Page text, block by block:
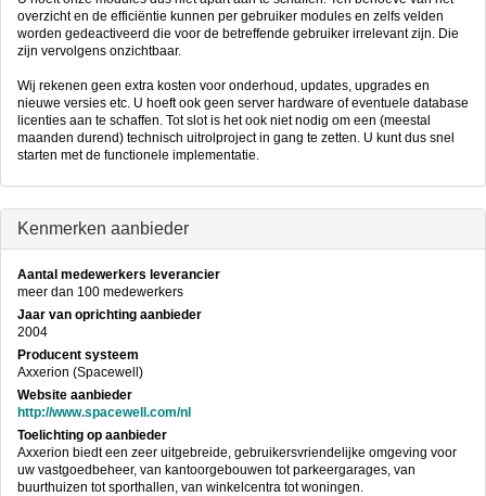
overzicht en de efficiëntie kunnen per gebruiker modules en zelfs velden
worden gedeactiveerd die voor de betreffende gebruiker irrelevant zijn. Die
zijn vervolgens onzichtbaar.
Wij rekenen geen extra kosten voor onderhoud, updates, upgrades en
nieuwe versies etc. U hoeft ook geen server hardware of eventuele database
licenties aan te schaffen. Tot slot is het ook niet nodig om een (meestal
maanden durend) technisch uitrolproject in gang te zetten. U kunt dus snel
starten met de functionele implementatie.
Kenmerken aanbieder
Aantal medewerkers leverancier
meer dan 100 medewerkers
Jaar van oprichting aanbieder
2004
Producent systeem
Axxerion (Spacewell)
Website aanbieder
http://www.spacewell.com/nl
Toelichting op aanbieder
Axxerion biedt een zeer uitgebreide, gebruikersvriendelijke omgeving voor
uw vastgoedbeheer, van kantoorgebouwen tot parkeergarages, van
buurthuizen tot sporthallen, van winkelcentra tot woningen.